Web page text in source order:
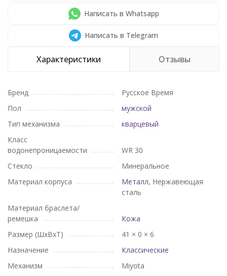
Написать в Whatsapp
Написать в Telegram
Характеристики Отзывы
Бренд
Русское Время
Пол
мужской
Тип механизма
кварцевый
Класс
водонепроницаемости
WR 30
Стекло
Минеральное
Материал корпуса
Металл, Нержавеющая
сталь
Материал браслета/
ремешка
Кожа
Размер (ШхВхТ)
41 × 0 × 6
Назначение
Классические
Механизм
Miyota